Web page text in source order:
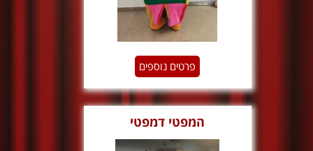
פרטים נוספים
המפטי דמפטי